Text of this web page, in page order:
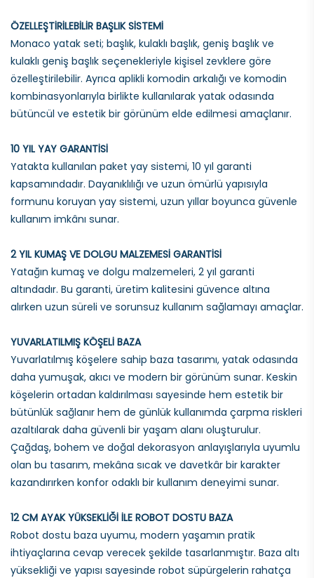
ÖZELLEŞTİRİLEBİLİR BAŞLIK SİSTEMİ
Monaco yatak seti; başlık, kulaklı başlık, geniş başlık ve
kulaklı geniş başlık seçenekleriyle kişisel zevklere göre
özelleştirilebilir. Ayrıca aplikli komodin arkalığı ve komodin
kombinasyonlarıyla birlikte kullanılarak yatak odasında
bütüncül ve estetik bir görünüm elde edilmesi amaçlanır.
10 YIL YAY GARANTİSİ
Yatakta kullanılan paket yay sistemi, 10 yıl garanti
kapsamındadır. Dayanıklılığı ve uzun ömürlü yapısıyla
formunu koruyan yay sistemi, uzun yıllar boyunca güvenle
kullanım imkânı sunar.
2 YIL KUMAŞ VE DOLGU MALZEMESİ GARANTİSİ
Yatağın kumaş ve dolgu malzemeleri, 2 yıl garanti
altındadır. Bu garanti, üretim kalitesini güvence altına
alırken uzun süreli ve sorunsuz kullanım sağlamayı amaçlar.
YUVARLATILMIŞ KÖŞELİ BAZA
Yuvarlatılmış köşelere sahip baza tasarımı, yatak odasında
daha yumuşak, akıcı ve modern bir görünüm sunar. Keskin
köşelerin ortadan kaldırılması sayesinde hem estetik bir
bütünlük sağlanır hem de günlük kullanımda çarpma riskleri
azaltılarak daha güvenli bir yaşam alanı oluşturulur.
Çağdaş, bohem ve doğal dekorasyon anlayışlarıyla uyumlu
olan bu tasarım, mekâna sıcak ve davetkâr bir karakter
kazandırırken konfor odaklı bir kullanım deneyimi sunar.
12 CM AYAK YÜKSEKLİĞİ İLE ROBOT DOSTU BAZA
Robot dostu baza uyumu, modern yaşamın pratik
ihtiyaçlarına cevap verecek şekilde tasarlanmıştır. Baza altı
yüksekliği ve yapısı sayesinde robot süpürgelerin rahatça